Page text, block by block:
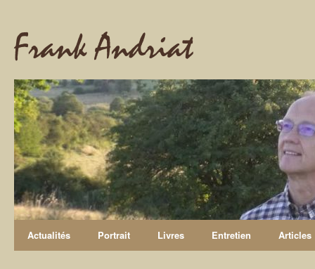
Frank Andriat
Actualités Portrait Livres Entretien Articles